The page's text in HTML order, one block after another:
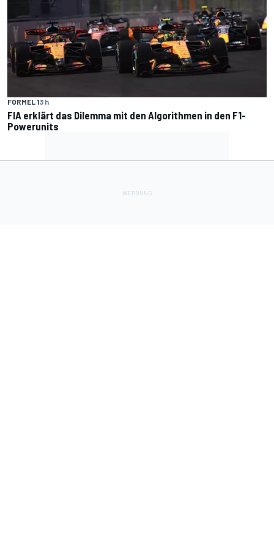
FORMEL 13 h
FIA erklärt das Dilemma mit den Algorithmen in den F1-
Powerunits